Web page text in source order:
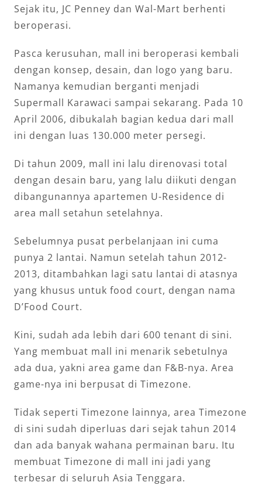
Sejak itu, JC Penney dan Wal-Mart berhenti
beroperasi.
Pasca kerusuhan, mall ini beroperasi kembali
dengan konsep, desain, dan logo yang baru.
Namanya kemudian berganti menjadi
Supermall Karawaci sampai sekarang. Pada 10
April 2006, dibukalah bagian kedua dari mall
ini dengan luas 130.000 meter persegi.
Di tahun 2009, mall ini lalu direnovasi total
dengan desain baru, yang lalu diikuti dengan
dibangunannya apartemen U-Residence di
area mall setahun setelahnya.
Sebelumnya pusat perbelanjaan ini cuma
punya 2 lantai. Namun setelah tahun 2012-
2013, ditambahkan lagi satu lantai di atasnya
yang khusus untuk food court, dengan nama
D’Food Court.
Kini, sudah ada lebih dari 600 tenant di sini.
Yang membuat mall ini menarik sebetulnya
ada dua, yakni area game dan F&B-nya. Area
game-nya ini berpusat di Timezone.
Tidak seperti Timezone lainnya, area Timezone
di sini sudah diperluas dari sejak tahun 2014
dan ada banyak wahana permainan baru. Itu
membuat Timezone di mall ini jadi yang
terbesar di seluruh Asia Tenggara.